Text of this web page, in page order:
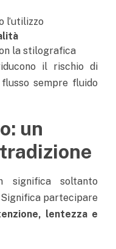
l’utilizzo
la stilografica
il rischio di
sempre fluido
un
significa soltanto
partecipare
lentezza e